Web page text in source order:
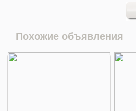
Похожие объявления